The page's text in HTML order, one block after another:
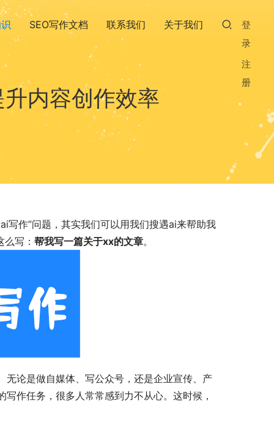
SEO写作文档 联系我们 关于我们
登
录
注
册
内容创作效率
写作”问题，其实我们可以用我们搜遇ai来帮助我
写： 帮我写一篇关于xx的文章。
论是做自媒体、写公众号，还是企业宣传、产
作任务，很多人常常感到力不从心。这时候，